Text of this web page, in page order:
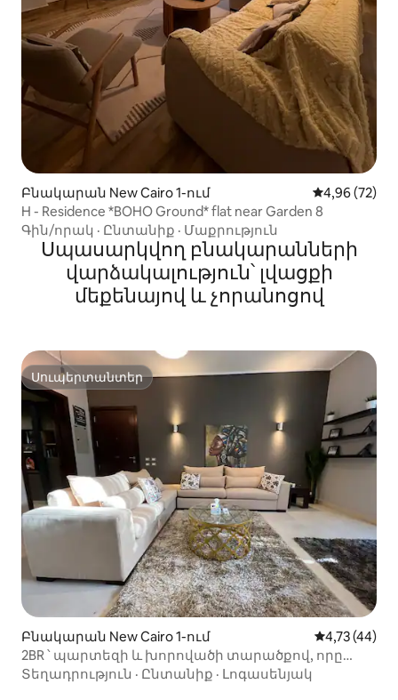
Բնակարան New Cairo 1-ում Միջին
4,96 (72)
H - Residence *BOHO Ground* flat near Garden 8
Գին/որակ · Ընտանիք · Մաքրություն
Սպասարկվող բնակարանների
վարձակալություն՝ լվացքի
մեքենայով և չորանոցով
Սուպերտանտեր
Սուպերտանտեր
Բնակարան New Cairo 1-ում Միջին
4,73 (44)
2BR ՝ պարտեզի և խորովածի տարածքով, որը
գտնվում է բաղադրության մեջ
Տեղադրություն · Ընտանիք · Լոգասենյակ